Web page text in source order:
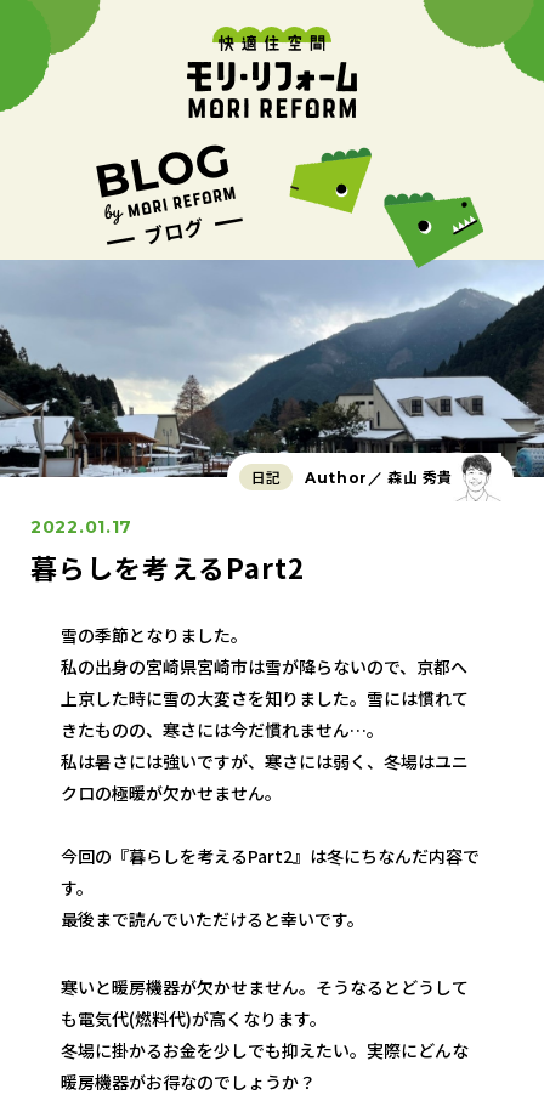
日記 Author／ 森山 秀貴
2022.01.17
暮らしを考えるPart2
雪の季節となりました。
私の出身の宮崎県宮崎市は雪が降らないので、京都へ
上京した時に雪の大変さを知りました。雪には慣れて
きたものの、寒さには今だ慣れません…。
私は暑さには強いですが、寒さには弱く、冬場はユニ
クロの極暖が欠かせません。
今回の『暮らしを考えるPart2』は冬にちなんだ内容で
す。
最後まで読んでいただけると幸いです。
寒いと暖房機器が欠かせません。そうなるとどうして
も電気代(燃料代)が高くなります。
冬場に掛かるお金を少しでも抑えたい。実際にどんな
暖房機器がお得なのでしょうか？